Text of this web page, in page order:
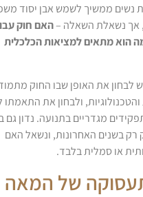
נשים ממשיך לשמש אבן יסוד
אך נשאלת השאלה –האם חוק
הוא מתאים למציאות הכלכלית
לבחון את האופן שבו החוק
ולבחון את התאמתו
מגדריים בתנועה. נדון גם
רק בשנים האחרונות, ונשאל האם
או סמלית בלבד.
של המאה